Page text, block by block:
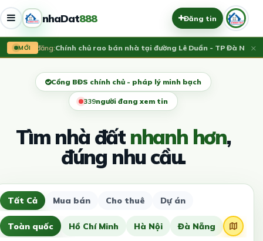
nhaDat888 Đăng tin
MỚI
Vừa đăng:Chính chủ rao bán nhà tại đường Lê Duẩn - TP Đà Nẵng;×
Cổng BĐS chính chủ - pháp lý minh bạch
339người đang xem tin
Tìm nhà đấtnhanh hơn,
đúng nhu cầu.
Tất Cả Mua bán Cho thuê Dự án
Toàn quốc Hồ Chí Minh Hà Nội Đà Nẵng